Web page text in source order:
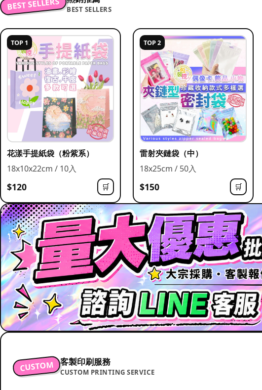
BEST SELLERS BEST SELLERS
TOP 1
花漾手提紙袋（粉紫系）
18x10x22cm / 10入
$120 🛒
TOP 2
雷射夾鏈袋（中）
18x25cm / 50入
$150 🛒
CUSTOM 客製印刷服務
CUSTOM PRINTING SERVICE